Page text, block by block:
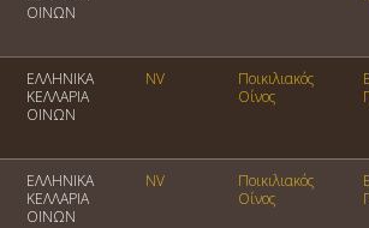
ΟΙΝΩΝ
ΕΛΛΗΝΙΚΑ
ΚΕΛΛΑΡΙΑ
ΟΙΝΩΝ
NV
Ποικιλιακός
Οίνος
ΕΛΛΗΝΙΚΑ
ΚΕΛΛΑΡΙΑ
ΟΙΝΩΝ
NV
Ποικιλιακός
Οίνος